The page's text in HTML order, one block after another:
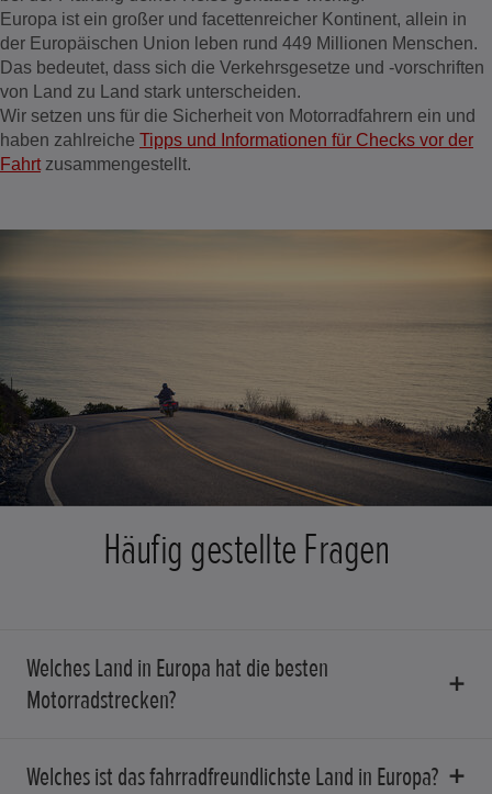
Europa ist ein großer und facettenreicher Kontinent, allein in
der Europäischen Union leben rund 449 Millionen Menschen.
Das bedeutet, dass sich die Verkehrsgesetze und -vorschriften
von Land zu Land stark unterscheiden.
Wir setzen uns für die Sicherheit von Motorradfahrern ein und
haben zahlreiche Tipps und Informationen für Checks vor der
Fahrt zusammengestellt.
Häufig gestellte Fragen
Welches Land in Europa hat die besten
Motorradstrecken?
Welches ist das fahrradfreundlichste Land in Europa?